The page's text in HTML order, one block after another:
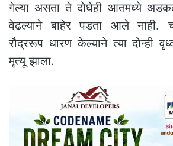
गेल्या असता ते दोघेही आतमध्ये
वेढल्याने बाहेर पडता आले नाही.
रौद्ररूप धारण केल्याने त्या दोन्ही
मृत्यू झाला.